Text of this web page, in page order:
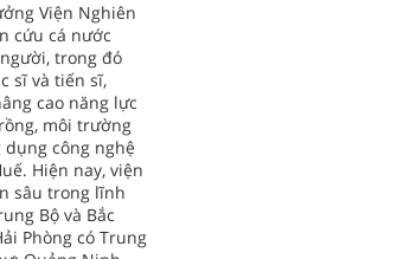
Viện Nghiên
cứu cá nước
trong đó
sĩ và tiến sĩ,
cao năng lực
môi trường
công nghệ
Hiện nay, viện
sâu trong lĩnh
Bộ và Bắc
Phòng có Trung